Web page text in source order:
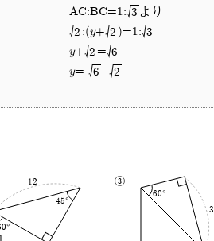
AC:BC=1: 3 より
2 :(y+ 2 )=1: 3
y+ 2 = 6
y=
6 - 2
12
45°
60°
3